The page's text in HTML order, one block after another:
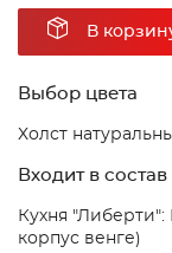
В
Выбор цвета
Холст
Входит в
Кухня
корпус венге)